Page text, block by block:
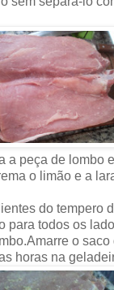
a peça de lombo
o limão e a
do tempero
para todos os
o saco
horas na